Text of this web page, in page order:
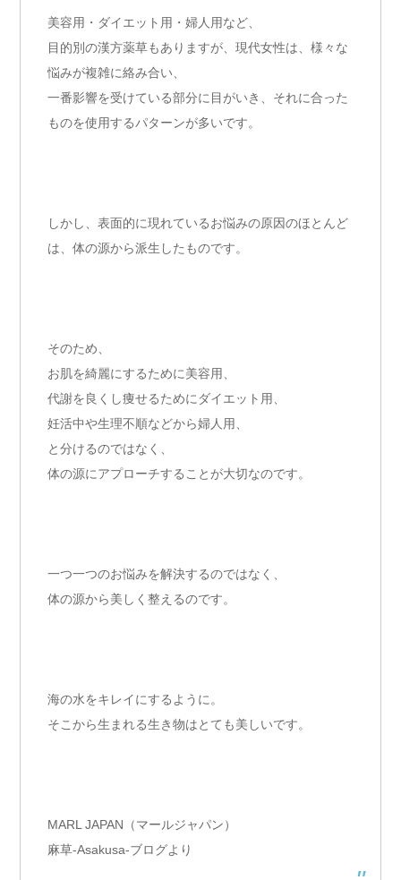
美容用・ダイエット用・婦人用など、
目的別の漢方薬草もありますが、現代女性は、様々な
悩みが複雑に絡み合い、
一番影響を受けている部分に目がいき、それに合った
ものを使用するパターンが多いです。
しかし、表面的に現れているお悩みの原因のほとんど
は、体の源から派生したものです。
そのため、
お肌を綺麗にするために美容用、
代謝を良くし痩せるためにダイエット用、
妊活中や生理不順などから婦人用、
と分けるのではなく、
体の源にアプローチすることが大切なのです。
一つ一つのお悩みを解決するのではなく、
体の源から美しく整えるのです。
海の水をキレイにするように。
そこから生まれる生き物はとても美しいです。
MARL JAPAN（マールジャパン）
麻草-Asakusa-ブログより